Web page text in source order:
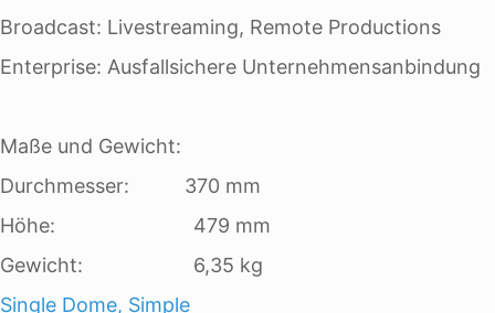
Broadcast: Livestreaming, Remote Productions
Enterprise: Ausfallsichere Unternehmensanbindung
Maße und Gewicht:
Durchmesser: 370 mm
Höhe: 479 mm
Gewicht: 6,35 kg
Single Dome, Simple